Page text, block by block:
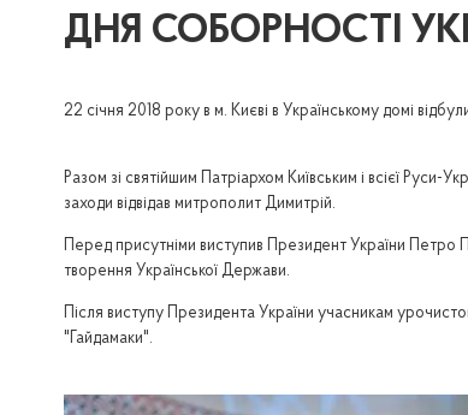
ДНЯ СОБОРНОСТІ
22 січня 2018 року в м. Києві в Українському домі
Разом зі святійшим Патріархом Київським і всієї
заходи відвідав митрополит Димитрій.
Перед присутніми виступив Президент України Петро
творення Української Держави.
Після виступу Президента України учасникам
"Гайдамаки".